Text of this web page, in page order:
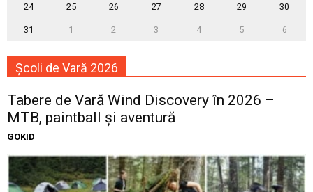
24 25 26 27 28 29 30
31 1 2 3 4 5 6
Școli de Vară 2026
Tabere de Vară Wind Discovery în 2026 –
MTB, paintball și aventură
GOKID